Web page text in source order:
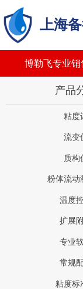
上海
博勒飞专业
粘度
流变
质构
粉体流动
温度
扩展
专业
常规
粘度标
产品